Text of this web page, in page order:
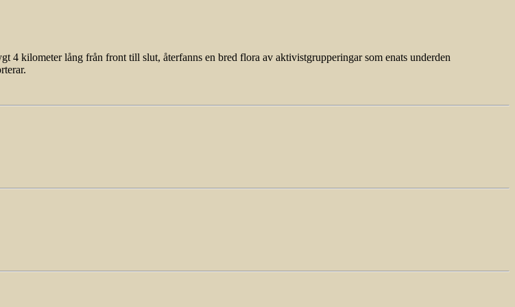
4 kilometer lång från front till slut, återfanns en bred flora av aktivistgrupperingar som enats underden